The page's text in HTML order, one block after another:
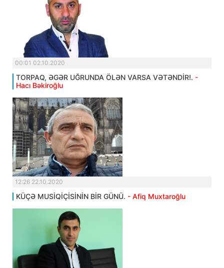
00:01 02.10.2020
TORPAQ, ƏGƏR UĞRUNDA ÖLƏN VARSA VƏTƏNDİR!. -
Hacı Bəkiroğlu
12:26 22.10.2020
KÜÇƏ MUSİQİÇİSİNİN BİR GÜNÜ. - Afiq Muxtaroğlu